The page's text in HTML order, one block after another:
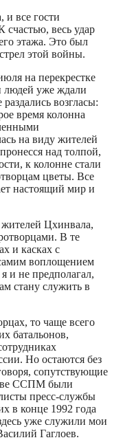
и все гости
весь удар
этажа. Это был
этой войны.
на перекрестке
людей уже ждали
возгласы:
время колонна
на виду жителей
над толпой,
к колонне стали
цветы. Все
настоящий мир и
Цхинвала,
В те
и касках с
воплощением
и не предполагал,
стану служить в
то чаще всего
батальонов,
Но остаются без
сопутствующие
ССПМ были
пресс-службы
в конце 1992 года
уже служили мои
Гаглоев.